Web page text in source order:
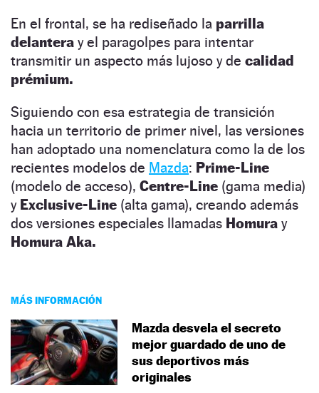
En el frontal, se ha rediseñado la parrilla
delantera y el paragolpes para intentar
transmitir un aspecto más lujoso y de calidad
prémium.
Siguiendo con esa estrategia de transición
hacia un territorio de primer nivel, las versiones
han adoptado una nomenclatura como la de los
recientes modelos de Mazda: Prime-Line
(modelo de acceso), Centre-Line (gama media)
y Exclusive-Line (alta gama), creando además
dos versiones especiales llamadas Homura y
Homura Aka.
MÁS INFORMACIÓN
Mazda desvela el secreto
mejor guardado de uno de
sus deportivos más
originales